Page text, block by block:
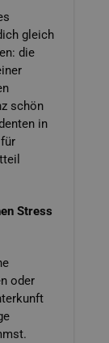
gleich
die
schön
in
Stress
oder